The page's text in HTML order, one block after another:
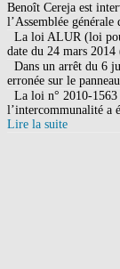
Benoît Cereja est
l’Assemblée
La loi ALUR (loi
date du 24 mars
Dans un arrêt du 6
erronée sur le
La loi n° 2010-1563
l’intercommunalité a
Lire la suite